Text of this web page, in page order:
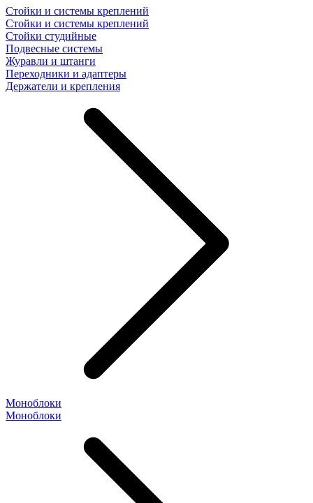
Стойки и системы креплений
Стойки и системы креплений
Стойки студийные
Подвесные системы
Журавли и штанги
Переходники и адаптеры
Держатели и крепления
Моноблоки
Моноблоки